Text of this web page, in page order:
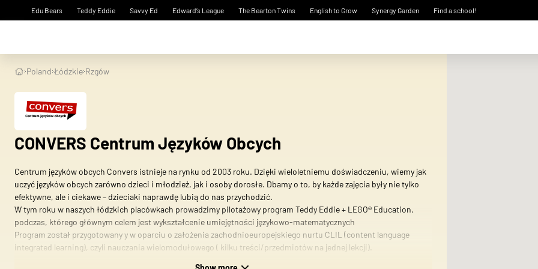
Edu Bears Teddy Eddie Savvy Ed Edward’s League The Bearton Twins English to Grow Synergy Garden Find a school!
Poland Łódzkie Rzgów
CONVERS Centrum Języków Obcych
Centrum języków obcych Convers istnieje na rynku od 2003 roku. Dzięki wieloletniemu doświadczeniu, wiemy jak
uczyć języków obcych zarówno dzieci i młodzież, jak i osoby dorosłe. Dbamy o to, by każde zajęcia były nie tylko
efektywne, ale i ciekawe – dzieciaki naprawdę lubią do nas przychodzić.
W tym roku w naszych łódzkich placówkach prowadzimy pilotażowy program Teddy Eddie + LEGO® Education,
podczas, którego głównym celem jest wykształcenie umiejętności językowo-matematycznych
Program został przygotowany y w oparciu o założenia zachodnioeuropejskiego nurtu CLIL (content language
integrated learning), czyli nauczania wielomodułowego ( kilku treści/przedmiotów na jednej lekcji).